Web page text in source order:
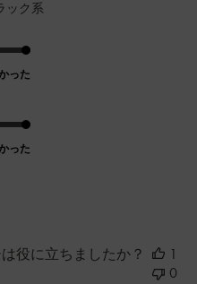
ック系
った
った
役に立ちましたか？
1
0